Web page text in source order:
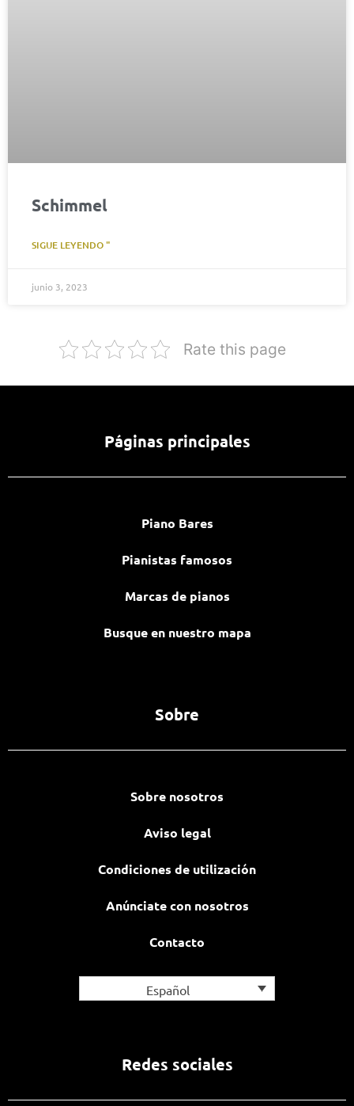
Schimmel
SIGUE LEYENDO "
junio 3, 2023
Rate this page
Páginas principales
Piano Bares
Pianistas famosos
Marcas de pianos
Busque en nuestro mapa
Sobre
Sobre nosotros
Aviso legal
Condiciones de utilización
Anúnciate con nosotros
Contacto
Español
Redes sociales